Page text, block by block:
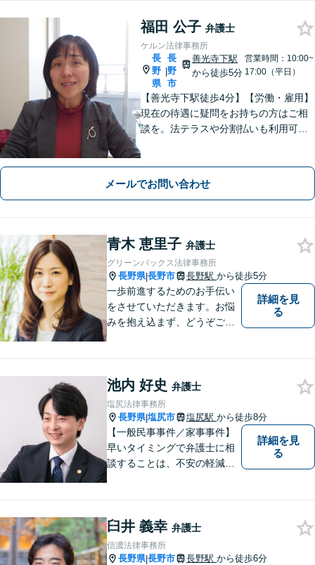
福田 公子 弁護士
ケルン法律事務所
長
野
県
|
長
野
市
善光寺下駅
から徒歩5分
営業時間：10:00~
17:00（平日）
【善光寺下駅徒歩4分】【労働・雇用】
現在の待遇に疑問をお持ちの方はご相
談を。法テラスや分割払いも利用可
メールでお問い合わせ
青木 恵里子 弁護士
グリーンバックス法律事務所
長野県|長野市 長野駅 から徒歩5分
一歩前進するためのお手伝い
をさせていただきます。お悩
みを抱え込まず、どうぞご相
詳細を見
る
池内 好史 弁護士
塩尻法律事務所
長野県|塩尻市 塩尻駅 から徒歩8分
【一般民事事件／家事事件】
早いタイミングで弁護士に相
談することは、不安の軽減、
さい。
詳細を見
る
臼井 義幸 弁護士
信濃法律事務所
長野県|長野市 長野駅 から徒歩6分